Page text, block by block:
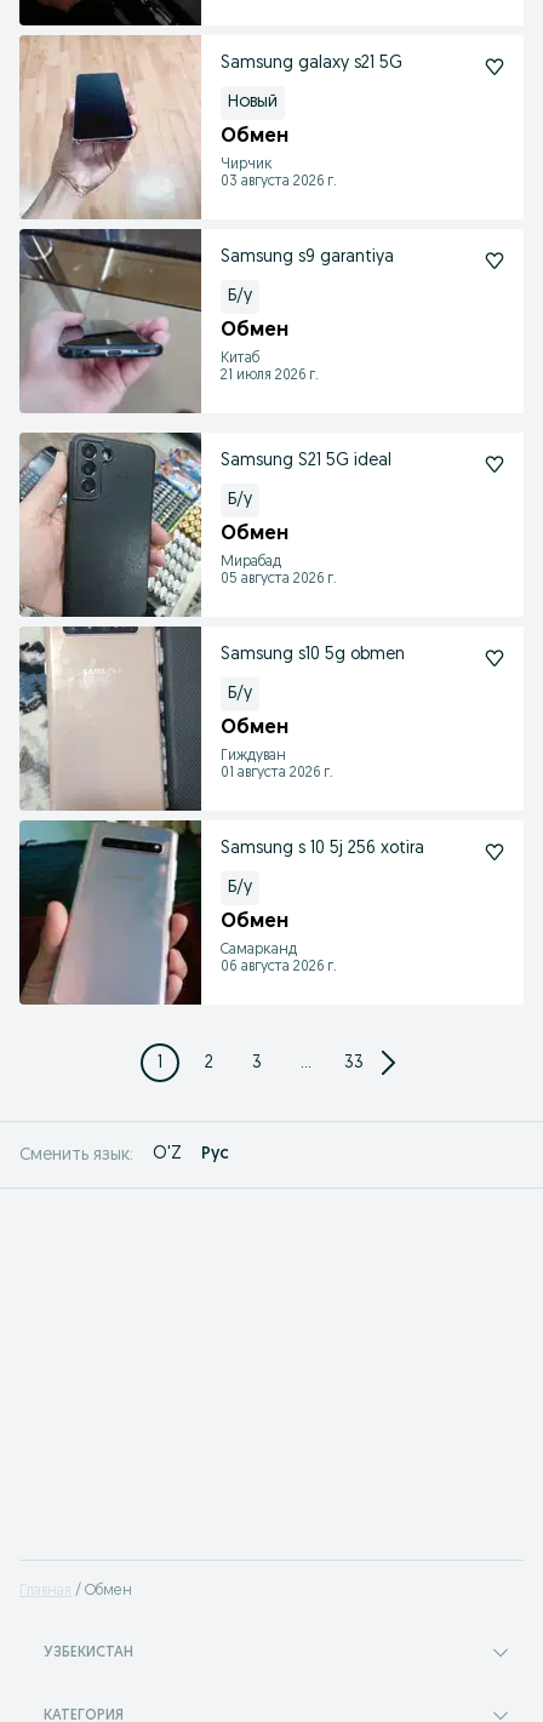
Samsung galaxy s21 5G
Новый
Обмен
Чирчик
03 августа 2026 г.
Samsung s9 garantiya
Б/у
Обмен
Китаб
21 июля 2026 г.
Samsung S21 5G ideal
Б/у
Обмен
Мирабад
05 августа 2026 г.
Samsung s10 5g obmen
Б/у
Обмен
Гиждуван
01 августа 2026 г.
Samsung s 10 5j 256 xotira
Б/у
Обмен
Самарканд
06 августа 2026 г.
1 2 3 ... 33
Сменить язык: O'Z Рус
Главная Обмен
УЗБЕКИСТАН
КАТЕГОРИЯ